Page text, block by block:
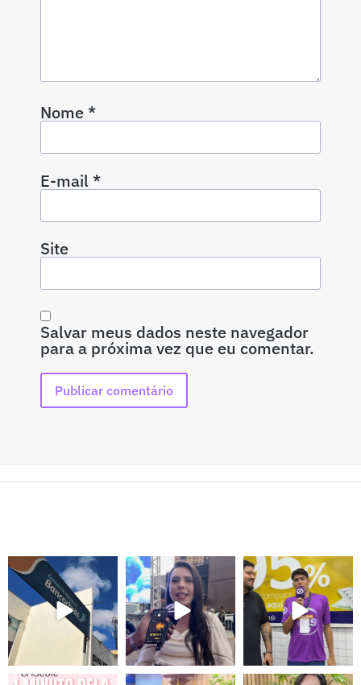
Nome*
E-mail*
Site
Salvar meus dados neste navegador
para a próxima vez que eu comentar.